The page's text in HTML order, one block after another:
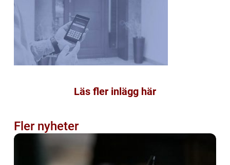
Läs fler inlägg här
Fler nyheter